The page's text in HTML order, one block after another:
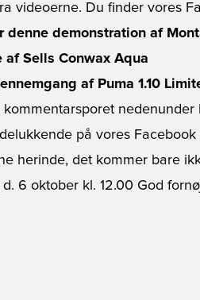
videoerne. Du finder vores
denne demonstration af
af Sells Conwax Aqua
af Puma 1.10
nedenunder
på vores Facebook
herinde, det kommer bare
6 oktober kl. 12.00 God